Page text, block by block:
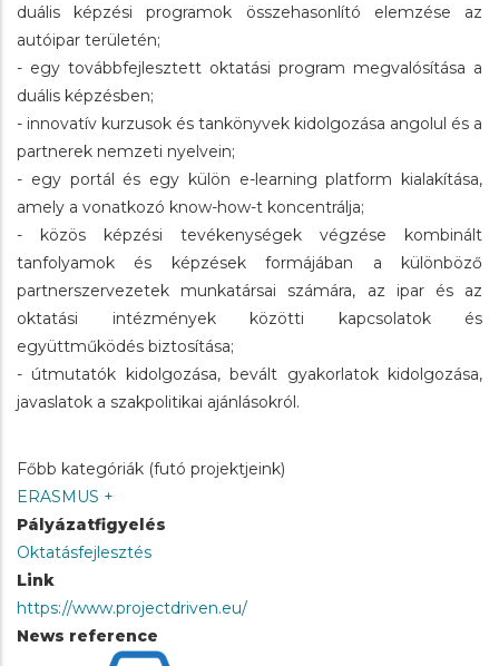
duális képzési programok összehasonlító elemzése az
autóipar területén;
- egy továbbfejlesztett oktatási program megvalósítása a
duális képzésben;
- innovatív kurzusok és tankönyvek kidolgozása angolul és a
partnerek nemzeti nyelvein;
- egy portál és egy külön e-learning platform kialakítása,
amely a vonatkozó know-how-t koncentrálja;
- közös képzési tevékenységek végzése kombinált
tanfolyamok és képzések formájában a különböző
partnerszervezetek munkatársai számára, az ipar és az
oktatási intézmények közötti kapcsolatok és
együttműködés biztosítása;
- útmutatók kidolgozása, bevált gyakorlatok kidolgozása,
javaslatok a szakpolitikai ajánlásokról.
Főbb kategóriák (futó projektjeink)
ERASMUS +
Pályázatfigyelés
Oktatásfejlesztés
Link
https://www.projectdriven.eu/
News reference